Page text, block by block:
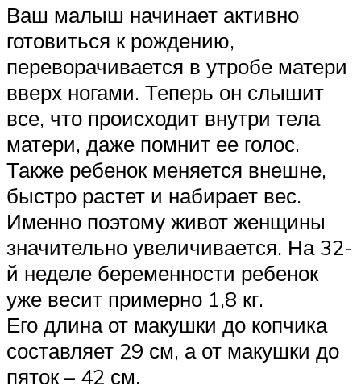
Ваш малыш начинает активно
готовиться к рождению,
переворачивается в утробе матери
вверх ногами. Теперь он слышит
все, что происходит внутри тела
матери, даже помнит ее голос.
Также ребенок меняется внешне,
быстро растет и набирает вес.
Именно поэтому живот женщины
значительно увеличивается. На 32-
й неделе беременности ребенок
уже весит примерно 1,8 кг.
Его длина от макушки до копчика
составляет 29 см, а от макушки до
пяток – 42 см.